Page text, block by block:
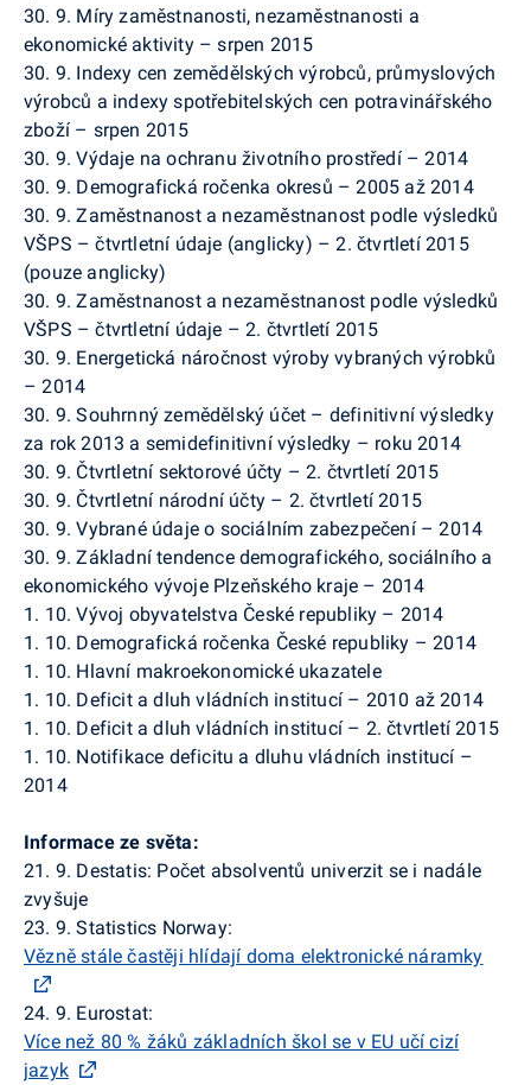
30. 9. Míry zaměstnanosti, nezaměstnanosti a
ekonomické aktivity – srpen 2015
30. 9. Indexy cen zemědělských výrobců, průmyslových
výrobců a indexy spotřebitelských cen potravinářského
zboží – srpen 2015
30. 9. Výdaje na ochranu životního prostředí – 2014
30. 9. Demografická ročenka okresů – 2005 až 2014
30. 9. Zaměstnanost a nezaměstnanost podle výsledků
VŠPS – čtvrtletní údaje (anglicky) – 2. čtvrtletí 2015
(pouze anglicky)
30. 9. Zaměstnanost a nezaměstnanost podle výsledků
VŠPS – čtvrtletní údaje – 2. čtvrtletí 2015
30. 9. Energetická náročnost výroby vybraných výrobků
– 2014
30. 9. Souhrnný zemědělský účet – definitivní výsledky
za rok 2013 a semidefinitivnívýsledky – roku 2014
30. 9. Čtvrtletní sektorové účty – 2. čtvrtletí 2015
30. 9. Čtvrtletní národní účty – 2. čtvrtletí 2015
30. 9. Vybrané údaje o sociálním zabezpečení – 2014
30. 9. Základní tendence demografického, sociálního a
ekonomického vývoje Plzeňského kraje – 2014
1. 10. Vývoj obyvatelstva České republiky – 2014
1. 10. Demografická ročenka České republiky – 2014
1. 10. Hlavní makroekonomické ukazatele
1. 10. Deficit a dluh vládních institucí – 2010 až 2014
1. 10. Deficit a dluh vládních institucí – 2. čtvrtletí 2015
1. 10. Notifikace deficitu a dluhu vládních institucí –
2014
Informace ze světa:
21. 9. Destatis: Počet absolventů univerzit se i nadále
zvyšuje
23. 9.Statistics Norway:
Vězně stále častěji hlídají doma elektronické náramky
24. 9. Eurostat:
Více než 80 % žáků základních škol se v EU učí cizí
jazyk